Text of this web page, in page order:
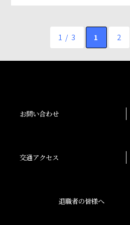
1 / 3 1 2
お問い合わせ
交通アクセス
退職者の皆様へ